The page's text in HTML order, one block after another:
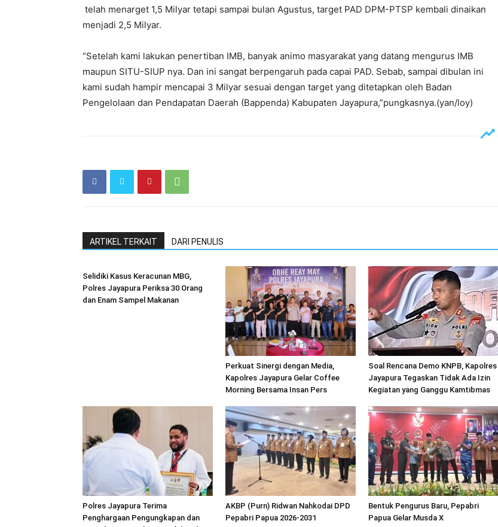
telah menarget 1,5 Milyar tetapi sampai bulan Agustus, target PAD DPM-PTSP kembali dinaikan
menjadi 2,5 Milyar.
“Setelah kami lakukan penertiban IMB, banyak animo masyarakat yang datang mengurus IMB
maupun SITU-SIUP nya. Dan ini sangat berpengaruh pada capai PAD. Sebab, sampai dibulan ini
kami sudah hampir mencapai 3 Milyar sesuai dengan target yang ditetapkan oleh Badan
Pengelolaan dan Pendapatan Daerah (Bappenda) Kabupaten Jayapura,”pungkasnya.(yan/loy)
ARTIKEL TERKAIT DARI PENULIS
Selidiki Kasus Keracunan MBG,
Polres Jayapura Periksa 30 Orang
dan Enam Sampel Makanan
Perkuat Sinergi dengan Media,
Kapolres Jayapura Gelar Coffee
Morning Bersama Insan Pers
Soal Rencana Demo KNPB, Kapolres
Jayapura Tegaskan Tidak Ada Izin
Kegiatan yang Ganggu Kamtibmas
Polres Jayapura Terima
Penghargaan Pengungkapan dan
AKBP (Purn) Ridwan Nahkodai DPD
Pepabri Papua 2026-2031
Bentuk Pengurus Baru, Pepabri
Papua Gelar Musda X